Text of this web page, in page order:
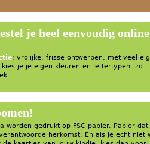
je heel eenvoudig online
: vrolijke, frisse ontwerpen, met veel
je je eigen kleuren en lettertypen; zo
worden gedrukt op FSC-papier. Papier dat
herkomst. En als je echt niet